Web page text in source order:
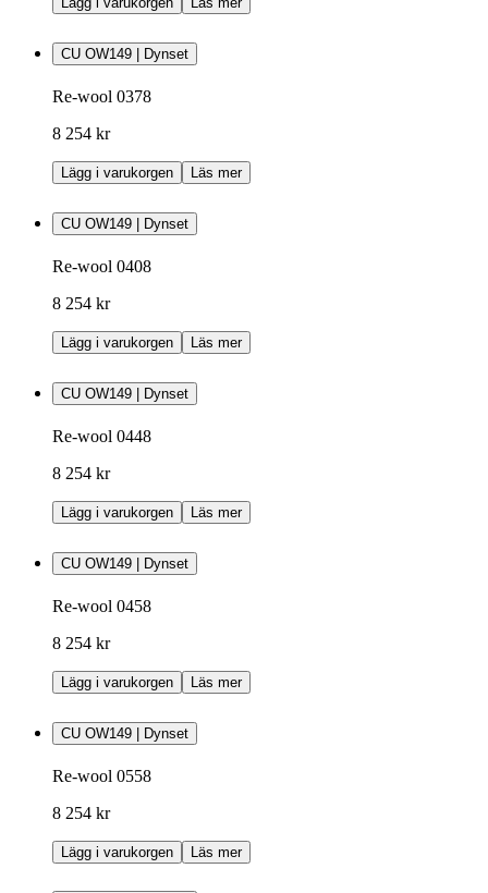
CU OW149 | Dynset
Re-wool 0378
8 254 kr
Lägg i varukorgen Läs mer
CU OW149 | Dynset
Re-wool 0408
8 254 kr
Lägg i varukorgen Läs mer
CU OW149 | Dynset
Re-wool 0448
8 254 kr
Lägg i varukorgen Läs mer
CU OW149 | Dynset
Re-wool 0458
8 254 kr
Lägg i varukorgen Läs mer
CU OW149 | Dynset
Re-wool 0558
8 254 kr
Lägg i varukorgen Läs mer